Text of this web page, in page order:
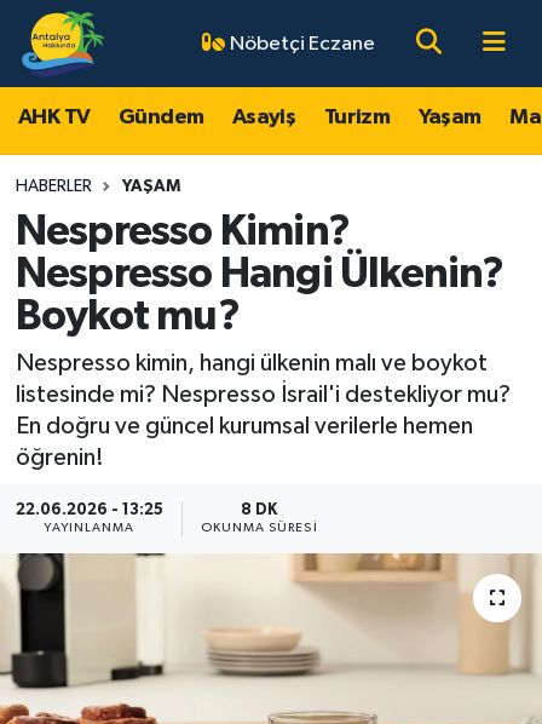
Nöbetçi Eczane
AHK TV Gündem Asayiş Turizm Yaşam
HABERLER YAŞAM
Nespresso Kimin?
Nespresso Hangi Ülkenin?
Boykot mu?
Nespresso kimin, hangi ülkenin malı ve boykot
listesinde mi? Nespresso İsrail'i destekliyor mu?
En doğru ve güncel kurumsal verilerle hemen
öğrenin!
22.06.2026 - 13:25
YAYINLANMA
8 DK
OKUNMA SÜRESI
AHK TV
Gündem
Turizm
Yaşam
Magazin
Ekonomi
Spor
Resmi Reklamlar
Antalya Nöbetçi Eczaneler
Antalya Hava Durumu
Antalya Namaz Vakitleri
Antalya Trafik Yoğunluk Haritası
Süper Lig Puan Durumu ve Fikstür
Tüm Manşetler
Son Dakika Haberleri
Haber Arşivi